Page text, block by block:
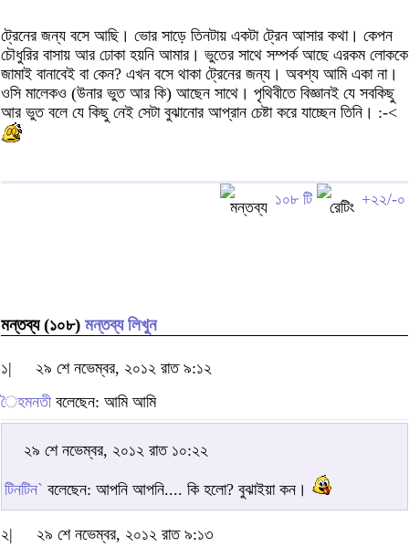
ট্রেনের জন্য বসে আছি। ভোর সাড়ে তিনটায় একটা ট্রেন আসার কথা। কেপন
চৌধুরির বাসায় আর ঢোকা হয়নি আমার। ভুতের সাথে সম্পর্ক আছে এরকম লোককে
জামাই বানাবেই বা কেন? এখন বসে থাকা ট্রেনের জন্য। অবশ্য আমি একা না।
ওসি মালেকও (উনার ভুত আর কি) আছেন সাথে। পৃথিবীতে বিজ্ঞানই যে সবকিছু
আর ভুত বলে যে কিছু নেই সেটা বুঝানোর আপ্রান চেষ্টা করে যাচ্ছেন তিনি। :-<
১০৮ টি +২২/-০
মন্তব্য (১০৮) মন্তব্য লিখুন
১|
২৯ শে নভেম্বর, ২০১২ রাত ৯:১২
ৈহমনতীবলেছেন: আমি আমি
২৯ শে নভেম্বর, ২০১২ রাত ১০:২২
টিনটিন` বলেছেন: আপনি আপনি.... কি হলো? বুঝাইয়া কন।
২|
২৯ শে নভেম্বর, ২০১২ রাত ৯:১৩